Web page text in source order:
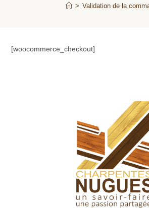
> Validation de la
[woocommerce_checkout]